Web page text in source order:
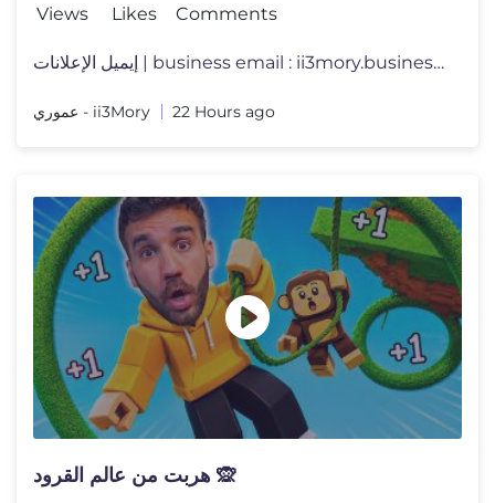
Views
Likes
Comments
إيميل الإعلانات | business email : ii3mory.business@gma
عموري - ii3Mory 22 Hours ago
هربت من عالم القرود 🙊